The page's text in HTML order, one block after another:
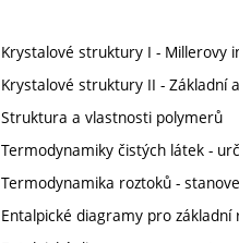
Krystalové struktury I - Millerovy
Krystalové struktury II - Základní
Struktura a vlastnosti polymerů
Termodynamiky čistých látek -
Termodynamika roztoků -
Entalpické diagramy pro